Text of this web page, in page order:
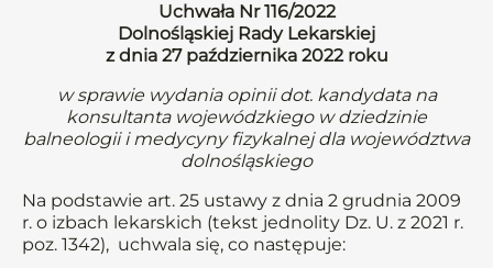
Uchwała Nr 116/2022
Dolnośląskiej Rady Lekarskiej
z dnia 27 października 2022 roku
w sprawie wydania opinii dot. kandydata na
konsultanta wojewódzkiego w dziedzinie
balneologii i medycyny fizykalnej dla województwa
dolnośląskiego
Na podstawie art. 25 ustawy z dnia 2 grudnia 2009
r. o izbach lekarskich (tekst jednolity Dz. U. z 2021 r.
poz. 1342), uchwala się, co następuje: